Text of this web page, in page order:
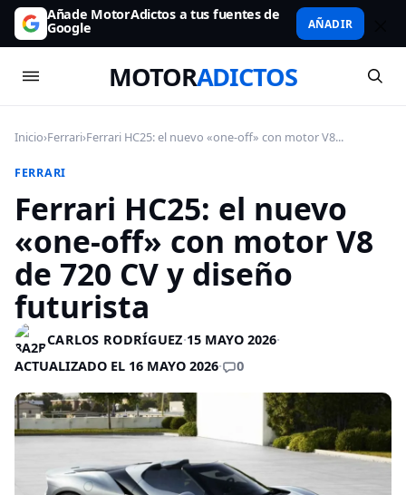
Añade MotorAdictos a tus fuentes de
Google AÑADIR
MOTORADICTOS
Inicio›Ferrari›Ferrari HC25: el nuevo «one-off» con motor V8...
FERRARI
Ferrari HC25: el nuevo
«one-off» con motor V8
de 720 CV y diseño
futurista
CARLOS RODRÍGUEZ·15 MAYO 2026·
ACTUALIZADO EL 16 MAYO 2026· 0